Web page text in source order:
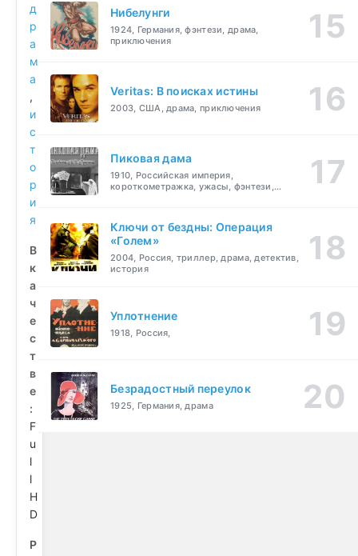
д
р
а
м
а
,
и
с
т
о
р
и
я
В
к
а
ч
е
с
т
в
е
:
F
u
l
l
H
D
Р
Нибелунги
1924, Германия, фэнтези, драма,
приключения
Veritas: В поисках истины
2003, США, драма, приключения
Пиковая дама
1910, Российская империя,
короткометражка, ужасы, фэнтези,
Ключи от бездны: Операция
«Голем»
2004, Россия, триллер, драма, детектив,
история
Уплотнение
1918, Россия,
Безрадостный переулок
1925, Германия, драма